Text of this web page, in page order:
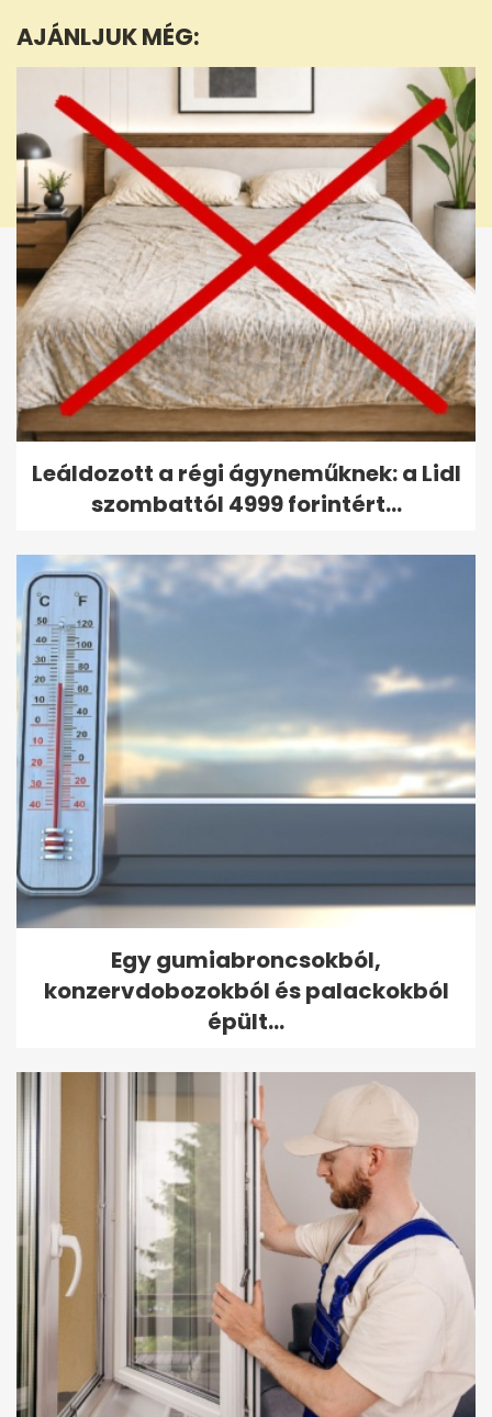
39
seconds
AJÁNLJUK MÉG:
Leáldozott a régi ágyneműknek: a Lidl
szombattól 4999 forintért...
Egy gumiabroncsokból,
konzervdobozokból és palackokból
épült...